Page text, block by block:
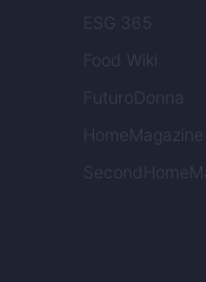
ESG 365
Food Wiki
FuturoDonna
HomeMagazine